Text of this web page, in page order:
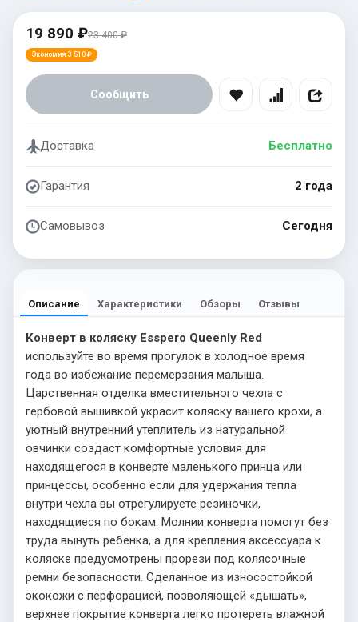
19 890 ₽23 400 ₽
Экономия 3 510 ₽
Сообщить
Доставка Бесплатно
Гарантия 2 года
Самовывоз Сегодня
Описание Характеристики Обзоры Отзывы
Конверт в коляску Esspero Queenly Red
используйте во время прогулок в холодное время
года во избежание перемерзания малыша.
Царственная отделка вместительного чехла с
гербовой вышивкой украсит коляску вашего крохи, а
уютный внутренний утеплитель из натуральной
овчинки создаст комфортные условия для
находящегося в конверте маленького принца или
принцессы, особенно если для удержания тепла
внутри чехла вы отрегулируете резиночки,
находящиеся по бокам. Молнии конверта помогут без
труда вынуть ребёнка, а для крепления аксессуара к
коляске предусмотрены прорези под колясочные
ремни безопасности. Сделанное из износостойкой
экокожи с перфорацией, позволяющей «дышать»,
верхнее покрытие конверта легко протереть влажной